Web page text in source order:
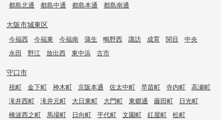
都島北通
都島中通 都島本通 都島南通
大阪市城東区
今福西 今福東 今福南 蒲生 鴫野西 諏訪 成育 関目
中央
永田
野江 放出西 東中浜 古市
守口市
祝町 金下町 神木町 京阪本通 佐太中町 早苗町 寺内町
高瀬町
滝井西町
滝井元町 大日東町 大門町 東郷通 藤田町
日光町
橋波西之町
馬場町 日向町 平代町 文園町 紅屋町
松町